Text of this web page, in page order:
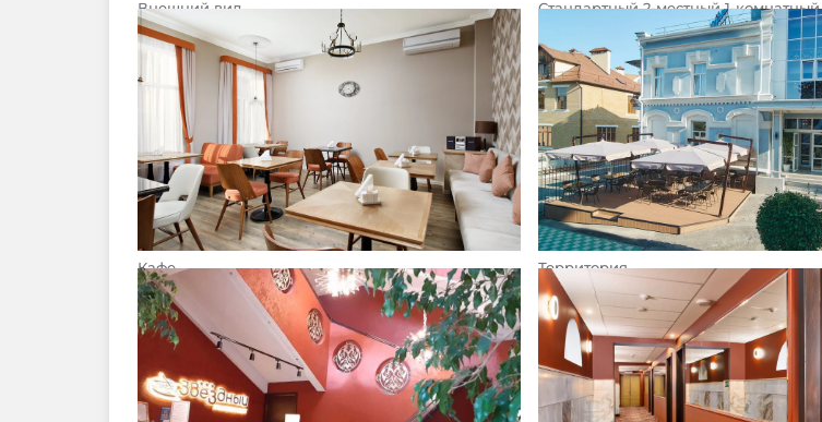
Внешний вид Стандартный 2-местный 1-комнатный
Кафе Территория